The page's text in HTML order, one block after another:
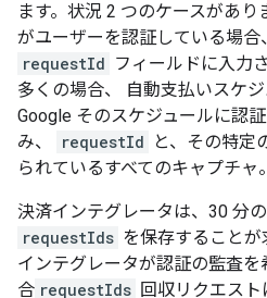
ます。状況 2 つのケースがあ
がユーザーを認証している場合
requestId フィールドに入力
多くの場合、 自動支払いスケジ
Google そのスケジュールに認証
み、
requestId
と、その特定
られているすべてのキャプチャ。
決済インテグレータは、30 分
requestIds を保存すること
インテグレータが認証の監査を
合 requestIds 回収リクエス